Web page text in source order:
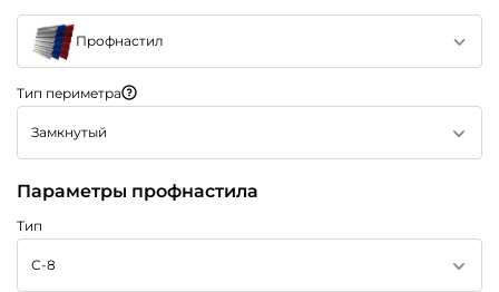
Профнастил
Тип периметра
Замкнутый
Параметры профнастила
Тип
С-8